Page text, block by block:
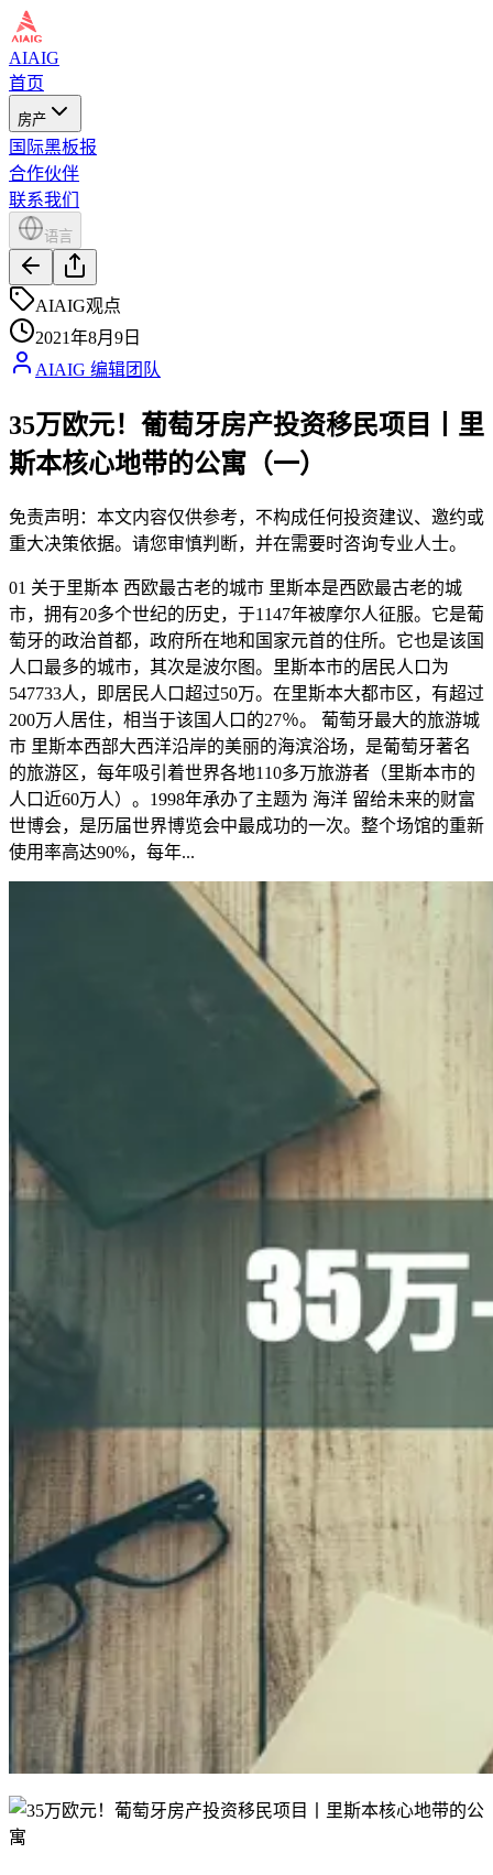
AIAIG
首页
房产
国际黑板报
合作伙伴
联系我们
语言
AIAIG观点
2021年8月9日
AIAIG 编辑团队
35万欧元！葡萄牙房产投资移民项目丨里
斯本核心地带的公寓（一）
免责声明：本文内容仅供参考，不构成任何投资建议、邀约或
重大决策依据。请您审慎判断，并在需要时咨询专业人士。
01 关于里斯本 西欧最古老的城市 里斯本是西欧最古老的城
市，拥有20多个世纪的历史，于1147年被摩尔人征服。它是葡
萄牙的政治首都，政府所在地和国家元首的住所。它也是该国
人口最多的城市，其次是波尔图。里斯本市的居民人口为
547733人，即居民人口超过50万。在里斯本大都市区，有超过
200万人居住，相当于该国人口的27％。 葡萄牙最大的旅游城
市 里斯本西部大西洋沿岸的美丽的海滨浴场，是葡萄牙著名
的旅游区，每年吸引着世界各地110多万旅游者（里斯本市的
人口近60万人）。1998年承办了主题为 海洋 留给未来的财富
世博会，是历届世界博览会中最成功的一次。整个场馆的重新
使用率高达90%，每年...